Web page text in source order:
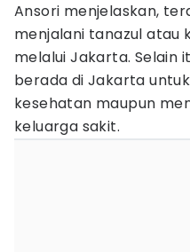
Ansori menjelaskan,
menjalani tanazul atau
melalui Jakarta. Selain
berada di Jakarta
kesehatan maupun
keluarga sakit.